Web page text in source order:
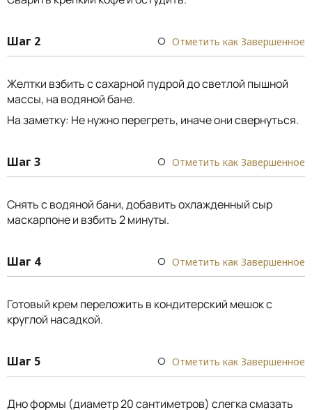
Шаг 2 Отметить как Завершенное
Желтки взбить с сахарной пудрой до светлой пышной
массы, на водяной бане.
На заметку: Не нужно перегреть, иначе они свернуться.
Шаг 3 Отметить как Завершенное
Снять с водяной бани, добавить охлажденный сыр
маскарпоне и взбить 2 минуты.
Шаг 4 Отметить как Завершенное
Готовый крем переложить в кондитерский мешок с
круглой насадкой.
Шаг 5 Отметить как Завершенное
Дно формы (диаметр 20 сантиметров) слегка смазать